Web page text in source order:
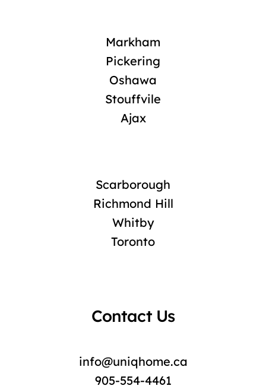
Markham
Pickering
Oshawa
Stouffvile
Ajax
Scarborough
Richmond Hill
Whitby
Toronto
Contact Us
info@uniqhome.ca
905-554-4461